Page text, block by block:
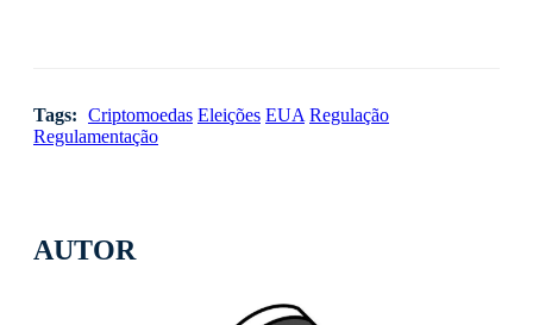
AUTOR
Tags: Criptomoedas Eleições EUA Regulação
Regulamentação